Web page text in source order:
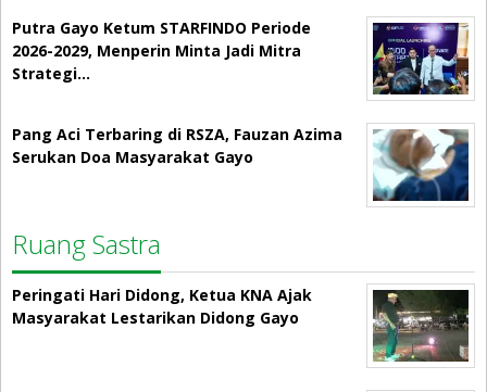
Putra Gayo Ketum STARFINDO Periode
2026-2029, Menperin Minta Jadi Mitra
Strategi…
Pang Aci Terbaring di RSZA, Fauzan Azima
Serukan Doa Masyarakat Gayo
Ruang Sastra
Peringati Hari Didong, Ketua KNA Ajak
Masyarakat Lestarikan Didong Gayo